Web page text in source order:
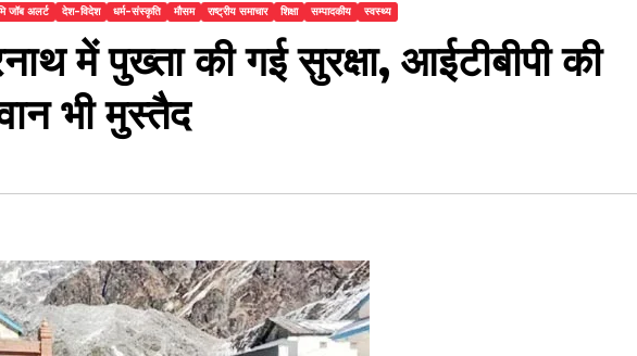
जॉब अलर्ट देश-विदेश धर्म-संस्कृति मौसम राष्ट्रीय समाचार शिक्षा सम्पादकीय स्वस्थ्य
में पुख्ता की गई सुरक्षा, आईटीबीपी की
भी मुस्तैद